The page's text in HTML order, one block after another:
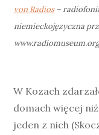
von Radios–
niemieckojęzyczna
www.radiomuseum.org
W Kozach
domach więcej
jeden z nich